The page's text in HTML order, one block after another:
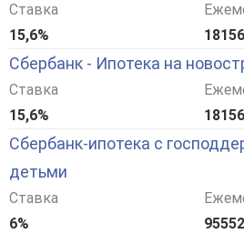
Ставка
15,6%
Сбербанк - Ипотека на
Ставка
15,6%
Сбербанк-ипотека с
детьми
Ставка
6%
95552